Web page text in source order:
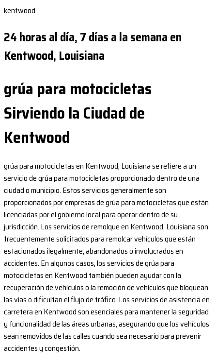
kentwood
24 horas al día, 7 días a la semana en
Kentwood, Louisiana
grúa para motocicletas
Sirviendo la Ciudad de
Kentwood
grúa para motocicletas en Kentwood, Louisiana se refiere a un
servicio de grúa para motocicletas proporcionado dentro de una
ciudad o municipio. Estos servicios generalmente son
proporcionados por empresas de grúa para motocicletas que están
licenciadas por el gobierno local para operar dentro de su
jurisdicción. Los servicios de remolque en Kentwood, Louisiana son
frecuentemente solicitados para remolcar vehículos que están
estacionados ilegalmente, abandonados o involucrados en
accidentes. En algunos casos, los servicios de grúa para
motocicletas en Kentwood también pueden ayudar con la
recuperación de vehículos o la remoción de vehículos que bloquean
las vías o dificultan el flujo de tráfico. Los servicios de asistencia en
carretera en Kentwood son esenciales para mantener la seguridad
y funcionalidad de las áreas urbanas, asegurando que los vehículos
sean removidos de las calles cuando sea necesario para prevenir
accidentes y congestión.